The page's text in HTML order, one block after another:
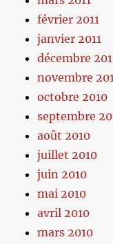
février 2011
janvier 2011
décembre
novembre
octobre 2010
septembre
août 2010
juillet 2010
juin 2010
mai 2010
avril 2010
mars 2010